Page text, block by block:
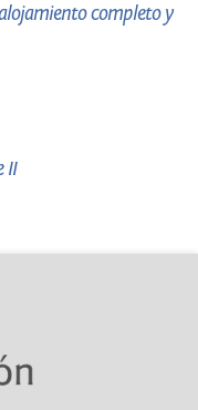
completo y
II